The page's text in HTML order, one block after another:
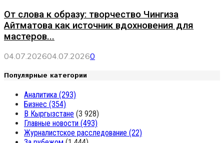
От слова к образу: творчество Чингиза
Айтматова как источник вдохновения для
мастеров...
04.07.202604.07.20260
Популярные категории
Аналитика (293)
Бизнес (354)
В Кыргызстане (3 928)
Главные новости (493)
Журналистское расследование (22)